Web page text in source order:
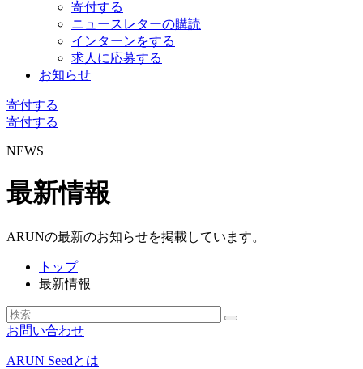
寄付する
ニュースレターの購読
インターンをする
求人に応募する
お知らせ
寄付する
寄付する
NEWS
最新情報
ARUNの最新のお知らせを掲載しています。
トップ
最新情報
お問い合わせ
ARUN Seedとは